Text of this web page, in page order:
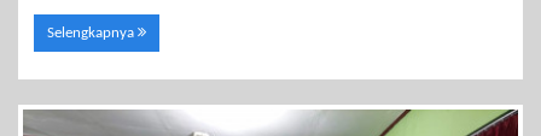
Selengkapnya